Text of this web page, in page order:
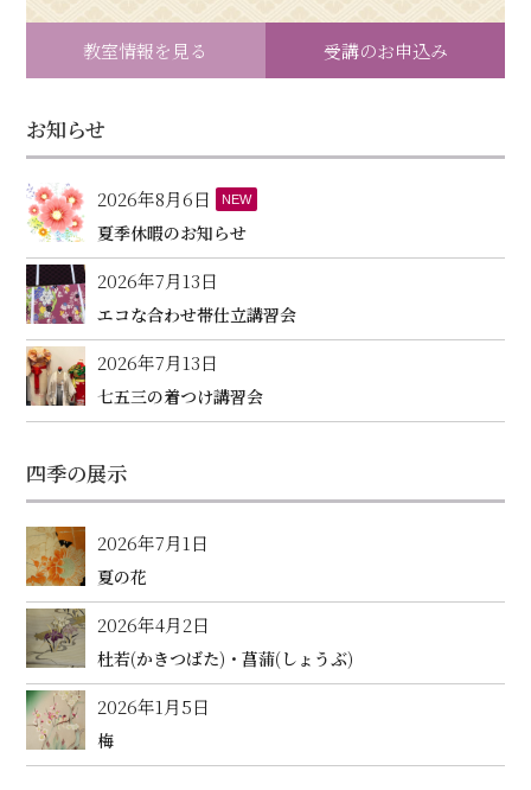
教室情報を見る 受講のお申込み
お知らせ
2026年8月6日 NEW
夏季休暇のお知らせ
2026年7月13日
エコな合わせ帯仕立講習会
2026年7月13日
七五三の着つけ講習会
四季の展示
2026年7月1日
夏の花
2026年4月2日
杜若(かきつばた)・菖蒲(しょうぶ)
2026年1月5日
梅